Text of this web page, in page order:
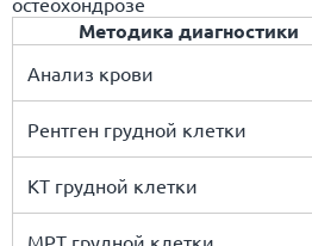
Методика диагностики
Анализ крови
Рентген грудной клетки
КТ грудной клетки
МРТ грудной клетки